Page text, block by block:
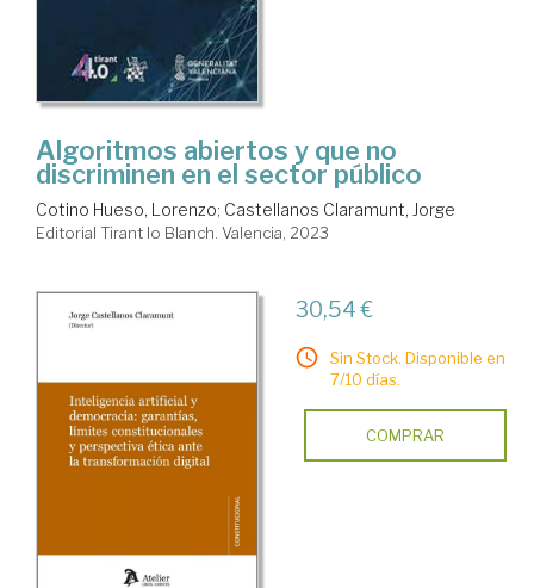
Algoritmos abiertos y que no
discriminen en el sector público
Cotino Hueso, Lorenzo; Castellanos Claramunt, Jorge
Editorial Tirant lo Blanch. Valencia, 2023
30,54 €
Sin Stock. Disponible en
7/10 días.
COMPRAR